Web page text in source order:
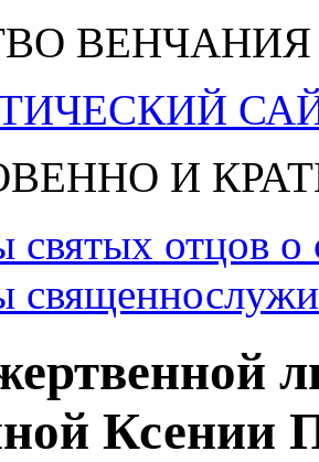
ВЕНЧАНИЯ
И
святых отцов о
Ксении